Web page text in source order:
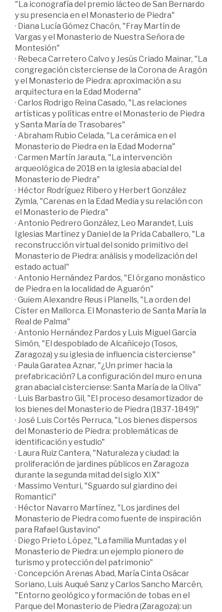
"La iconografía del premio lácteo de San Bernardo
y su presencia en el Monasterio de Piedra"
· Diana Lucía Gómez Chacón, "Fray Martín de
Vargas y el Monasterio de Nuestra Señora de
Montesión"
· Rebeca Carretero Calvo y Jesús Criado Mainar, "La
congregación cisterciense de la Corona de Aragón
y el Monasterio de Piedra: aproximación a su
arquitectura en la Edad Moderna"
· Carlos Rodrigo Reina Casado, "Las relaciones
artísticas y políticas entre el Monasterio de Piedra
y Santa María de Trasobares"
· Abraham Rubio Celada, "La cerámica en el
Monasterio de Piedra en la Edad Moderna"
· Carmen Martín Jarauta, "La intervención
arqueológica de 2018 en la iglesia abacial del
Monasterio de Piedra"
· Héctor Rodríguez Ribero y Herbert González
Zymla, "Carenas en la Edad Media y su relación con
el Monasterio de Piedra"
· Antonio Pedrero González, Leo Marandet, Luis
Iglesias Martínez y Daniel de la Prida Caballero, "La
reconstrucción virtual del sonido primitivo del
Monasterio de Piedra: análisis y modelización del
estado actual"
· Antonio Hernández Pardos, "El órgano monástico
de Piedra en la localidad de Aguarón"
· Guiem Alexandre Reus i Planells, "La orden del
Císter en Mallorca. El Monasterio de Santa María la
Real de Palma"
· Antonio Hernández Pardos y Luis Miguel García
Simón, "El despoblado de Alcañicejo (Tosos,
Zaragoza) y su iglesia de influencia cisterciense"
· Paula Garatea Aznar, "¿Un primer hacia la
prefabricación? La configuración del muro en una
gran abacial cisterciense: Santa María de la Oliva"
· Luis Barbastro Gil, "El proceso desamortizador de
los bienes del Monasterio de Piedra (1837-1849)"
· José Luis Cortés Perruca, "Los bienes dispersos
del Monasterio de Piedra: problemáticas de
identificación y estudio"
· Laura Ruiz Cantera, "Naturaleza y ciudad: la
proliferación de jardines públicos en Zaragoza
durante la segunda mitad del siglo XIX"
· Massimo Venturi, "Sguardo sul giardino dei
Romantici"
· Héctor Navarro Martínez, "Los jardines del
Monasterio de Piedra como fuente de inspiración
para Rafael Gustavino"
· Diego Prieto López, "La familia Muntadas y el
Monasterio de Piedra: un ejemplo pionero de
turismo y protección del patrimonio"
· Concepción Arenas Abad, María Cinta Osácar
Soriano, Luis Auqué Sanz y Carlos Sancho Marcén,
"Entorno geológico y formación de tobas en el
Parque del Monasterio de Piedra (Zaragoza): un